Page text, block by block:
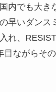
内でも大き
早いダンス
れ、
目ながらそ